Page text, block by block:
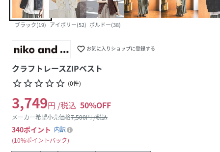
ブラック(19) アイボリー(52) ボルドー(38)
favorite_border お気に入りショップに登録する
クラフトレースZIPベスト
star_borderstar_borderstar_borderstar_borderstar_border (0件)
3,749円 /税込 50%OFF
メーカー希望小売価格7,500円 /税込
340ポイント 内訳
10%ポイントバック